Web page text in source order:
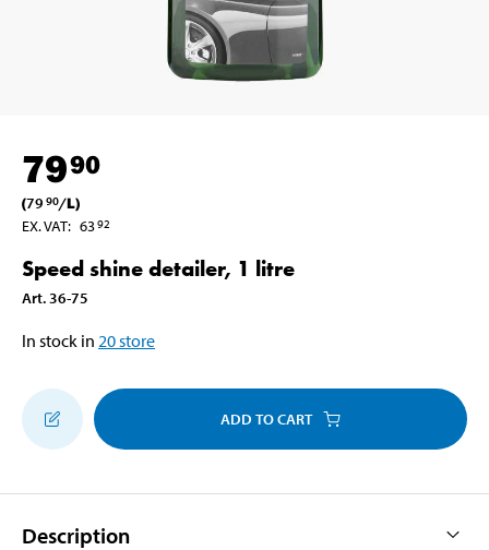
7990
(79 90/L)
EX. VAT: 6392
Speed shine detailer, 1 litre
Art. 36-75
In stock in 20store
ADD TO CART
Description